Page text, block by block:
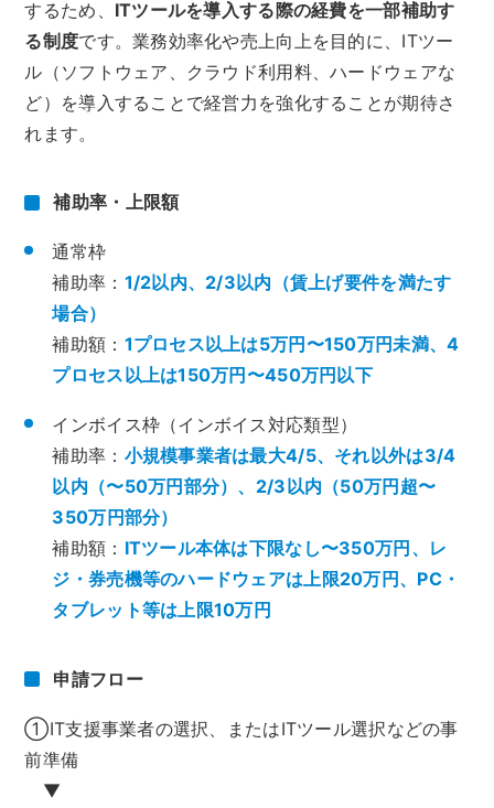
するため、 ITツールを導入する際の経費を一部補助す
る制度です。業務効率化や売上向上を目的に、ITツー
ル（ソフトウェア、クラウド利用料、ハードウェアな
ど）を導入することで経営力を強化することが期待さ
れます。
補助率・上限額
通常枠
補助率： 1/2以内、2/3以内（賃上げ要件を満たす
場合）
補助額： 1プロセス以上は5万円〜150万円未満、4
プロセス以上は150万円〜450万円以下
インボイス枠（インボイス対応類型）
補助率： 小規模事業者は最大4/5、それ以外は3/4
以内（〜50万円部分）、2/3以内（50万円超〜
350万円部分）
補助額： ITツール本体は下限なし〜350万円、レ
ジ・券売機等のハードウェアは上限20万円、PC・
タブレット等は上限10万円
申請フロー
①IT支援事業者の選択、またはITツール選択などの事
前準備
▼